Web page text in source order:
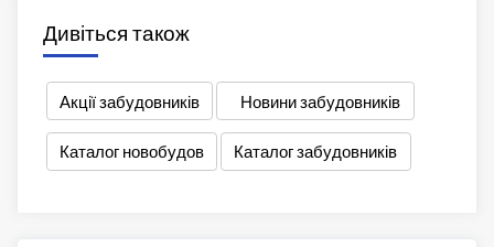
Дивіться також
Акції забудовників Новини забудовників
Каталог новобудов Каталог забудовників